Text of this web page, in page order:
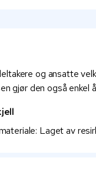
og ansatte
gjør den også
Laget av